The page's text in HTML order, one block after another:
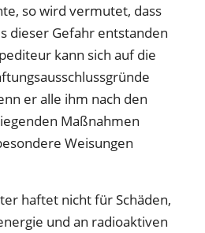
so wird vermutet, dass
dieser Gefahr entstanden
kann sich auf die
er alle ihm nach den
Maßnahmen
Weisungen
haftet nicht für Schäden,
und an radioaktiven